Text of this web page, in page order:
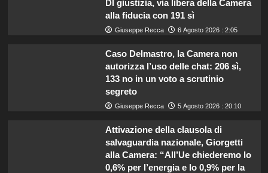
Dl giustizia, via libera della Camera
alla fiducia con 191 sì
Giuseppe Recca 6 Agosto 2026 : 2:05
Caso Delmastro, la Camera non
autorizza l’uso delle chat: 206 sì,
133 no in un voto a scrutinio
segreto
Giuseppe Recca 5 Agosto 2026 : 20:10
Attivazione della clausola di
salvaguardia nazionale, Giorgetti
alla Camera: “All’Ue chiederemo lo
0,6% per l’energia e lo 0,9% per la